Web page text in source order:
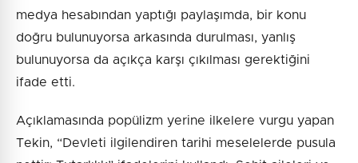
medya hesabından yaptığı paylaşımda, bir konu
doğru bulunuyorsa arkasında durulması, yanlış
bulunuyorsa da açıkça karşı çıkılması gerektiğini
ifade etti.
Açıklamasında popülizm yerine ilkelere vurgu yapan
Tekin, “Devleti ilgilendiren tarihi meselelerde pusula